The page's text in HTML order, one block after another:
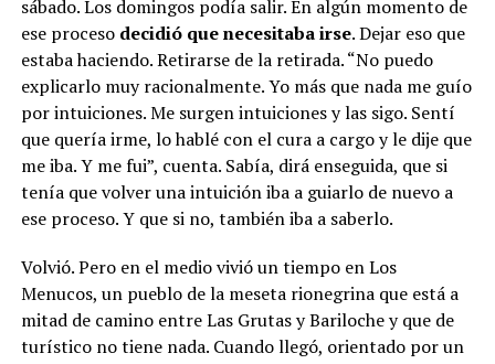
sábado. Los domingos podía salir. En algún momento de
ese proceso decidió que necesitaba irse. Dejar eso que
estaba haciendo. Retirarse de la retirada. “No puedo
explicarlo muy racionalmente. Yo más que nada me guío
por intuiciones. Me surgen intuiciones y las sigo. Sentí
que quería irme, lo hablé con el cura a cargo y le dije que
me iba. Y me fui”, cuenta. Sabía, dirá enseguida, que si
tenía que volver una intuición iba a guiarlo de nuevo a
ese proceso. Y que si no, también iba a saberlo.
Volvió. Pero en el medio vivió un tiempo en Los
Menucos, un pueblo de la meseta rionegrina que está a
mitad de camino entre Las Grutas y Bariloche y que de
turístico no tiene nada. Cuando llegó, orientado por un